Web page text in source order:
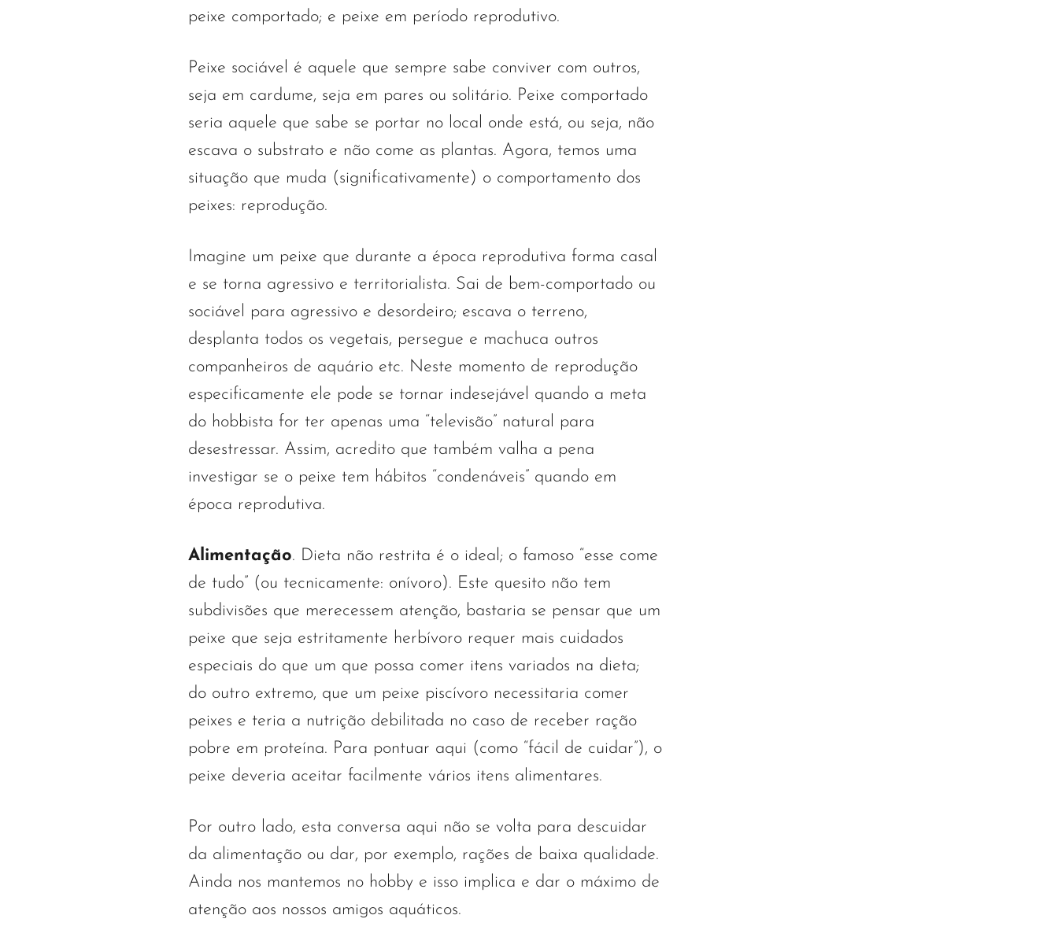
peixe comportado; e peixe em período reprodutivo.
Peixe sociável é aquele que sempre sabe conviver com outros,
seja em cardume, seja em pares ou solitário. Peixe comportado
seria aquele que sabe se portar no local onde está, ou seja, não
escava o substrato e não come as plantas. Agora, temos uma
situação que muda (significativamente) o comportamento dos
peixes: reprodução.
Imagine um peixe que durante a época reprodutiva forma casal
e se torna agressivo e territorialista. Sai de bem-comportado ou
sociável para agressivo e desordeiro; escava o terreno,
desplanta todos os vegetais, persegue e machuca outros
companheiros de aquário etc. Neste momento de reprodução
especificamente ele pode se tornar indesejável quando a meta
do hobbista for ter apenas uma “televisão” natural para
desestressar. Assim, acredito que também valha a pena
investigar se o peixe tem hábitos “condenáveis” quando em
época reprodutiva.
Alimentação. Dieta não restrita é o ideal; o famoso “esse come
de tudo” (ou tecnicamente: onívoro). Este quesito não tem
subdivisões que merecessem atenção, bastaria se pensar que um
peixe que seja estritamente herbívoro requer mais cuidados
especiais do que um que possa comer itens variados na dieta;
do outro extremo, que um peixe piscívoro necessitaria comer
peixes e teria a nutrição debilitada no caso de receber ração
pobre em proteína. Para pontuar aqui (como “fácil de cuidar”), o
peixe deveria aceitar facilmente vários itens alimentares.
Por outro lado, esta conversa aqui não se volta para descuidar
da alimentação ou dar, por exemplo, rações de baixa qualidade.
Ainda nos mantemos no hobby e isso implica e dar o máximo de
atenção aos nossos amigos aquáticos.